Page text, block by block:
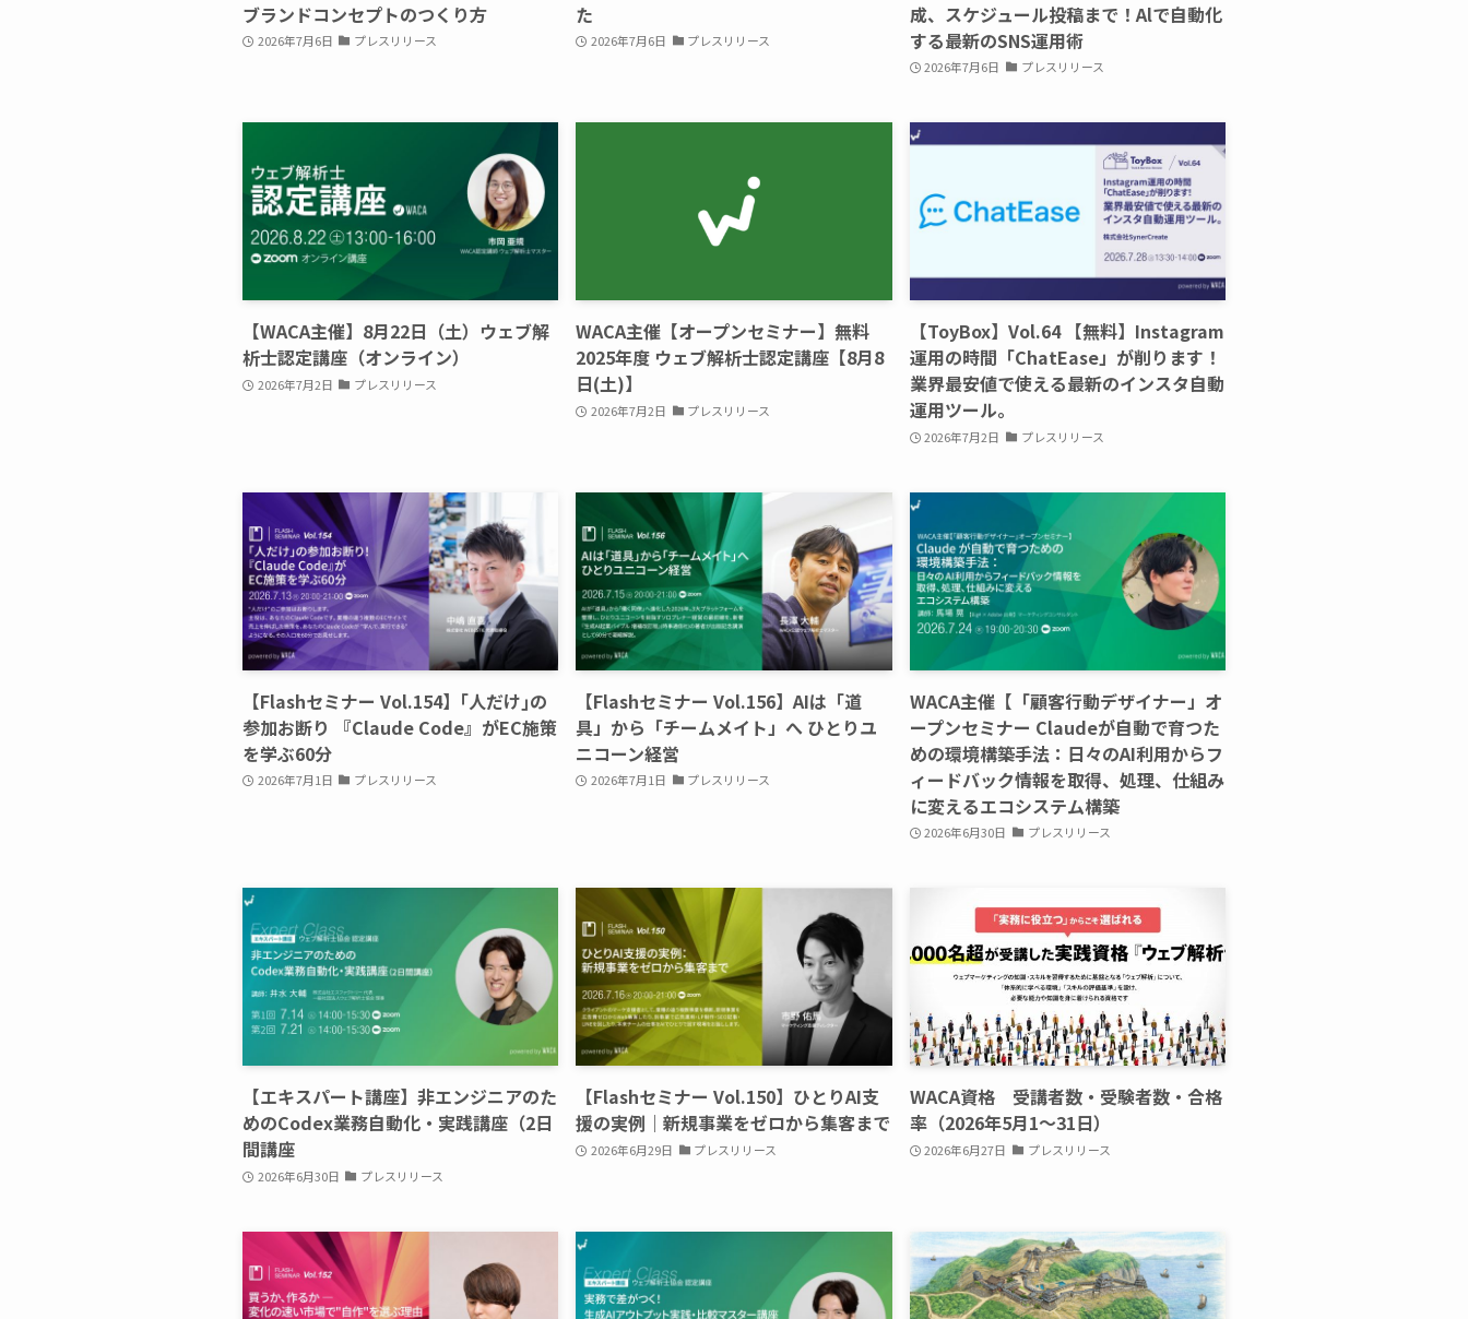
ブランドコンセプトのつくり方
2026年7月6日 プレスリリース
た
2026年7月6日 プレスリリース
成、スケジュール投稿まで！Alで自動化
する最新のSNS運用術
2026年7月6日 プレスリリース
【WACA主催】8月22日（土）ウェブ解
析士認定講座（オンライン）
2026年7月2日 プレスリリース
WACA主催【オープンセミナー】無料
2025年度 ウェブ解析士認定講座【8月8
日(土)】
2026年7月2日 プレスリリース
【ToyBox】Vol.64 【無料】Instagram
運用の時間「ChatEase」が削ります！
業界最安値で使える最新のインスタ自動
運用ツール。
2026年7月2日 プレスリリース
【Flashセミナー Vol.154】｢人だけ｣の
参加お断り 『Claude Code』がEC施策
を学ぶ60分
2026年7月1日 プレスリリース
【Flashセミナー Vol.156】AIは「道
具」から「チームメイト」へ ひとりユ
ニコーン経営
2026年7月1日 プレスリリース
WACA主催【「顧客行動デザイナー」オ
ープンセミナー Claudeが自動で育つた
めの環境構築手法：日々のAI利用からフ
ィードバック情報を取得、処理、仕組み
に変えるエコシステム構築
2026年6月30日 プレスリリース
【エキスパート講座】非エンジニアのた
めのCodex業務自動化・実践講座（2日
間講座
2026年6月30日 プレスリリース
【Flashセミナー Vol.150】ひとりAI支
援の実例｜新規事業をゼロから集客まで
2026年6月29日 プレスリリース
WACA資格 受講者数・受験者数・合格
率（2026年5月1〜31日）
2026年6月27日 プレスリリース